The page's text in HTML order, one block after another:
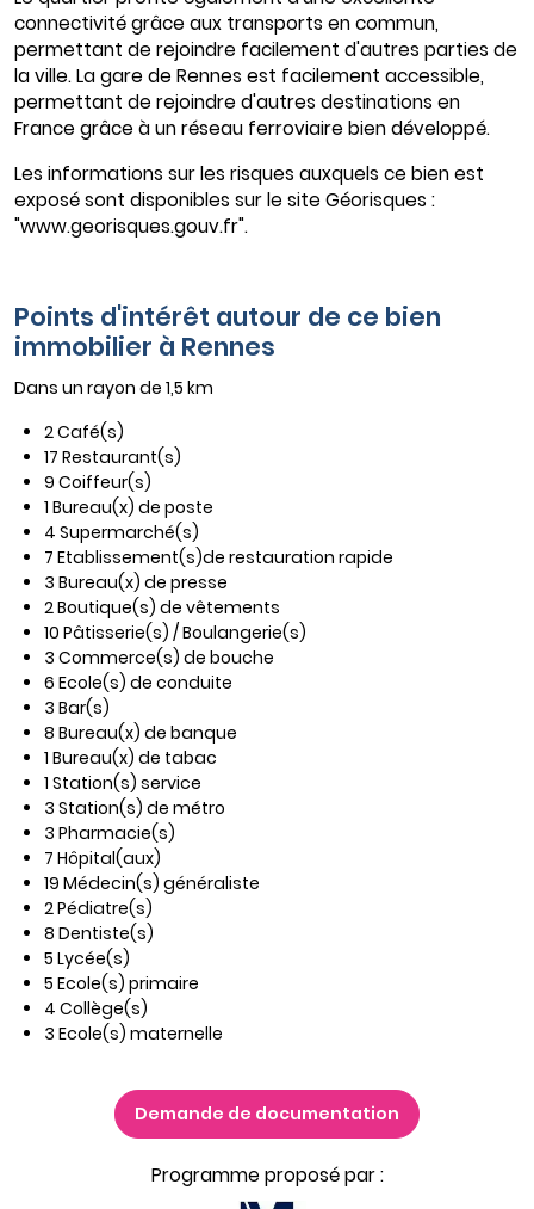
connectivité grâce aux transports en commun,
permettant de rejoindre facilement d'autres parties de
la ville. La gare de Rennes est facilement accessible,
permettant de rejoindre d'autres destinations en
France grâce à un réseau ferroviaire bien développé.
Les informations sur les risques auxquels ce bien est
exposé sont disponibles sur le site Géorisques :
"www.georisques.gouv.fr".
Points d'intérêt autour de ce bien
immobilier à Rennes
Dans un rayon de 1,5 km
2 Café(s)
17 Restaurant(s)
9 Coiffeur(s)
1 Bureau(x) de poste
4 Supermarché(s)
7 Etablissement(s)de restauration rapide
3 Bureau(x) de presse
2 Boutique(s) de vêtements
10 Pâtisserie(s) / Boulangerie(s)
3 Commerce(s) de bouche
6 Ecole(s) de conduite
3 Bar(s)
8 Bureau(x) de banque
1 Bureau(x) de tabac
1 Station(s) service
3 Station(s) de métro
3 Pharmacie(s)
7 Hôpital(aux)
19 Médecin(s) généraliste
2 Pédiatre(s)
8 Dentiste(s)
5 Lycée(s)
5 Ecole(s) primaire
4 Collège(s)
3 Ecole(s) maternelle
Demande de documentation
Programme proposé par :